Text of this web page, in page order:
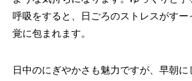
呼吸をすると、日ごろのストレスがす
覚に包まれます。
日中のにぎやかさも魅力ですが、早朝